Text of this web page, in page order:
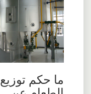
‫ما حكم توزيع